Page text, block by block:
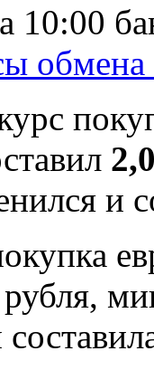
10:00
обмена
и
рубля,